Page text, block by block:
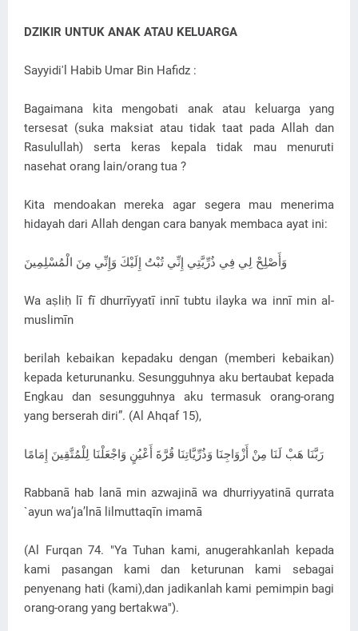
DZIKIR UNTUK ANAK ATAU KELUARGA
Sayyidi'l Habib Umar Bin Hafidz :
Bagaimana kita mengobati anak atau keluarga yang
tersesat (suka maksiat atau tidak taat pada Allah dan
Rasulullah) serta keras kepala tidak mau menuruti
nasehat orang lain/orang tua ?
Kita mendoakan mereka agar segera mau menerima
hidayah dari Allah dengan cara banyak membaca ayat ini:
وَأَصْلِحْ لِي فِي ذُرِّيَّتِي إِنِّي تُبْتُ إِلَيْكَ وَإِنِّي مِنَ الْمُسْلِمِينَ
Wa aṣliḥ lī fī dhurrīyyatī innī tubtu ilayka wa innī min al-
muslimīn
berilah kebaikan kepadaku dengan (memberi kebaikan)
kepada keturunanku. Sesungguhnya aku bertaubat kepada
Engkau dan sesungguhnya aku termasuk orang-orang
yang berserah diri”. (Al Ahqaf 15),
رَبَّنَا هَبْ لَنَا مِنْ أَزْوَاجِنَا وَذُرِّيَّاتِنَا قُرَّةَ أَعْيُنٍ وَاجْعَلْنَا لِلْمُتَّقِينَ إِمَامًا
Rabbanā hab lanā min azwajinā wa dhurriyyatinā qurrata
`ayun wa’ja’lnā lilmuttaqīn imamā
(Al Furqan 74. "Ya Tuhan kami, anugerahkanlah kepada
kami pasangan kami dan keturunan kami sebagai
penyenang hati (kami),dan jadikanlah kami pemimpin bagi
orang-orang yang bertakwa").